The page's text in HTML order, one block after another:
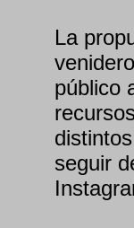
La
público
seguir